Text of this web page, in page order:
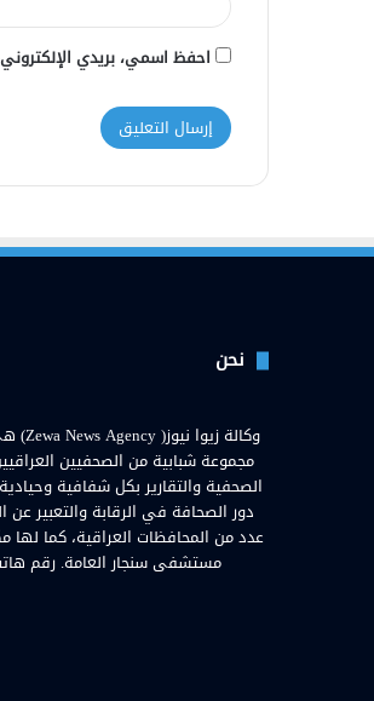
احفظ اسمي، بريدي
نحن
مجموعة شبابية من الصحفيين
الصحفية والتقارير بكل شفافية
دور الصحافة في الرقابة والتعبير عن
عدد من المحافظات العراقية، كما